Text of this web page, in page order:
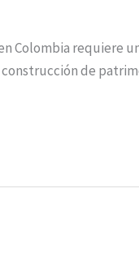
Colombia requiere
de